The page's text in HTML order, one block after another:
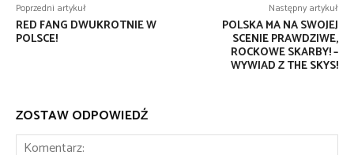
Poprzedni artykuł
RED FANG DWUKROTNIE W
POLSCE!
Następny artykuł
POLSKA MA NA SWOJEJ
SCENIE PRAWDZIWE,
ROCKOWE SKARBY! –
WYWIAD Z THE SKYS!
ZOSTAW ODPOWIEDŹ